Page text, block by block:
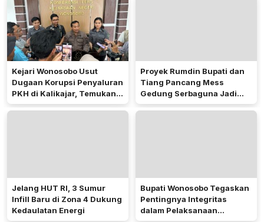
Kejari Wonosobo Usut
Dugaan Korupsi Penyaluran
PKH di Kalikajar, Temukan
Hampir 600 Kartu ATM
Proyek Rumdin Bupati dan
Tiang Pancang Mess
Gedung Serbaguna Jadi
Sorotan Publik
Jelang HUT RI, 3 Sumur
Infill Baru di Zona 4 Dukung
Kedaulatan Energi
Bupati Wonosobo Tegaskan
Pentingnya Integritas
dalam Pelaksanaan